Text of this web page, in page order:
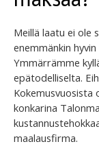
Meillä laatu ei ole
enemmänkin hyvin
Ymmärrämme
epätodelliselta.
Kokemusvuosista
konkarina
maalausfirma.